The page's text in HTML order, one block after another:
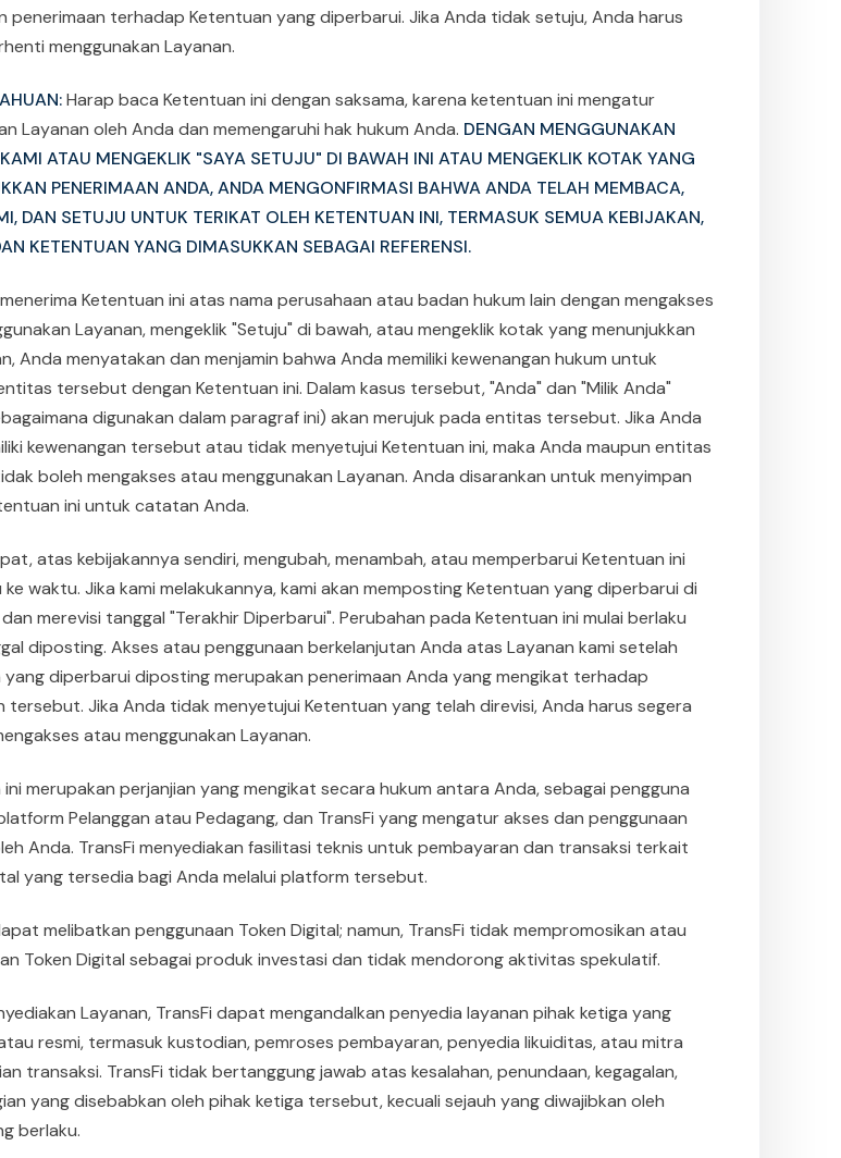
penerimaan terhadap Ketentuan yang diperbarui. Jika Anda tidak setuju, Anda harus
menggunakan Layanan.
Harap baca Ketentuan ini dengan saksama, karena ketentuan ini mengatur
Layanan oleh Anda dan memengaruhi hak hukum Anda. DENGAN MENGGUNAKAN
ATAU MENGEKLIK "SAYA SETUJU" DI BAWAH INI ATAU MENGEKLIK KOTAK YANG
PENERIMAAN ANDA, ANDA MENGONFIRMASI BAHWA ANDA TELAH MEMBACA,
DAN SETUJU UNTUK TERIKAT OLEH KETENTUAN INI, TERMASUK SEMUA KEBIJAKAN,
KETENTUAN YANG DIMASUKKAN SEBAGAI REFERENSI.
Ketentuan ini atas nama perusahaan atau badan hukum lain dengan mengakses
Layanan, mengeklik "Setuju" di bawah, atau mengeklik kotak yang menunjukkan
Anda menyatakan dan menjamin bahwa Anda memiliki kewenangan hukum untuk
tersebut dengan Ketentuan ini. Dalam kasus tersebut, "Anda" dan "Milik Anda"
digunakan dalam paragraf ini) akan merujuk pada entitas tersebut. Jika Anda
kewenangan tersebut atau tidak menyetujui Ketentuan ini, maka Anda maupun entitas
boleh mengakses atau menggunakan Layanan. Anda disarankan untuk menyimpan
ini untuk catatan Anda.
atas kebijakannya sendiri, mengubah, menambah, atau memperbarui Ketentuan ini
waktu. Jika kami melakukannya, kami akan memposting Ketentuan yang diperbarui di
merevisi tanggal "Terakhir Diperbarui". Perubahan pada Ketentuan ini mulai berlaku
diposting. Akses atau penggunaan berkelanjutan Anda atas Layanan kami setelah
yang diperbarui diposting merupakan penerimaan Anda yang mengikat terhadap
tersebut. Jika Anda tidak menyetujui Ketentuan yang telah direvisi, Anda harus segera
atau menggunakan Layanan.
merupakan perjanjian yang mengikat secara hukum antara Anda, sebagai pengguna
Pelanggan atau Pedagang, dan TransFi yang mengatur akses dan penggunaan
Anda. TransFi menyediakan fasilitasi teknis untuk pembayaran dan transaksi terkait
yang tersedia bagi Anda melalui platform tersebut.
melibatkan penggunaan Token Digital; namun, TransFi tidak mempromosikan atau
Token Digital sebagai produk investasi dan tidak mendorong aktivitas spekulatif.
Layanan, TransFi dapat mengandalkan penyedia layanan pihak ketiga yang
resmi, termasuk kustodian, pemroses pembayaran, penyedia likuiditas, atau mitra
transaksi. TransFi tidak bertanggung jawab atas kesalahan, penundaan, kegagalan,
yang disebabkan oleh pihak ketiga tersebut, kecuali sejauh yang diwajibkan oleh
berlaku.